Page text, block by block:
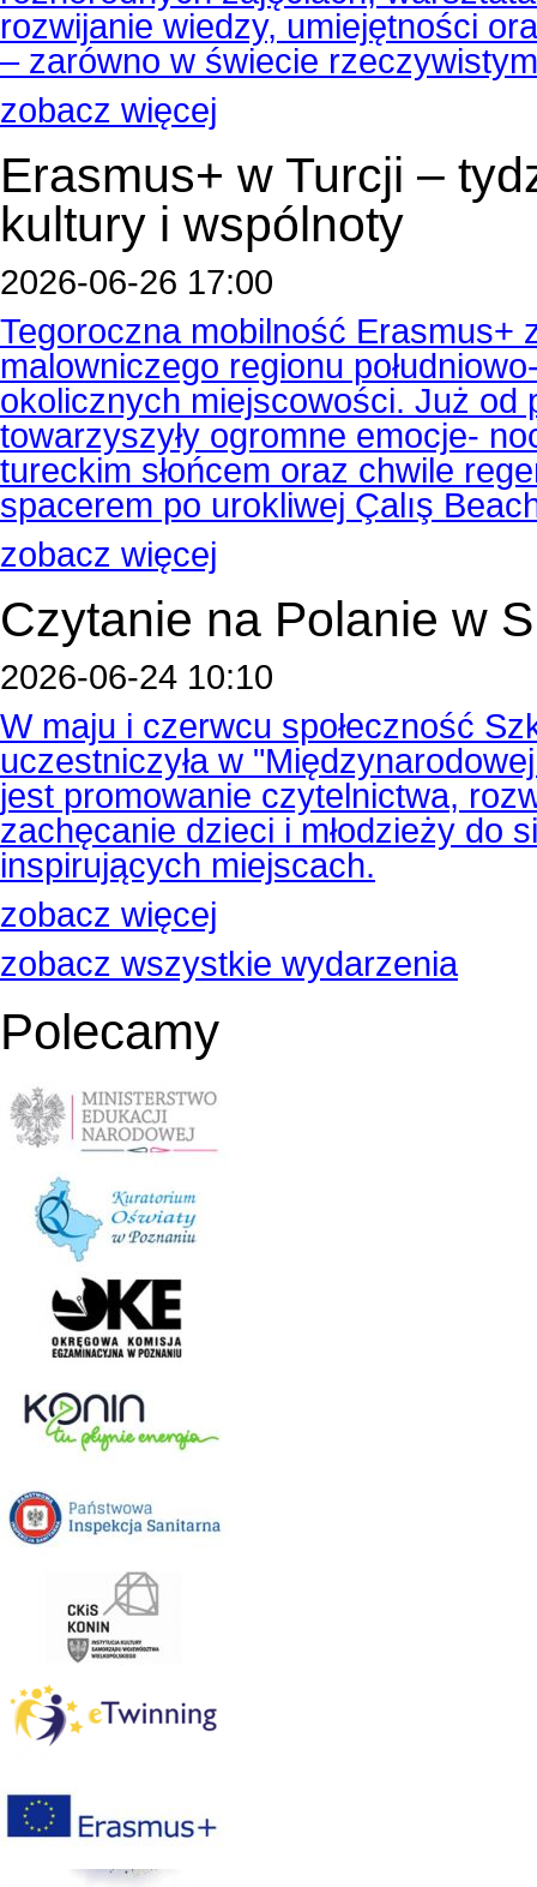
rozwijanie wiedzy, umiejętności
– zarówno w świecie
zobacz więcej
Erasmus+ w Turcji –
kultury i wspólnoty
2026-06-26 17:00
Tegoroczna mobilność Erasmus+
malowniczego regionu
okolicznych miejscowości. Już
towarzyszyły ogromne emocje-
tureckim słońcem oraz chwile
spacerem po urokliwej Çalış
zobacz więcej
Czytanie na Polanie w
2026-06-24 10:10
W maju i czerwcu społeczność
uczestniczyła w
jest promowanie czytelnictwa,
zachęcanie dzieci i młodzieży do
inspirujących miejscach.
zobacz więcej
zobacz wszystkie wydarzenia
Polecamy